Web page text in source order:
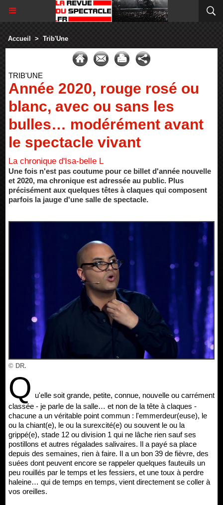
Accueil > Trib'Une
TRIB'UNE
Année 2020, rouge rosé ou
blanc, avec ou sans les
bulles… modérément avant
le spectacle vivant
La chronique d'Isa-belle L
Une fois n'est pas coutume pour ce billet d'année nouvelle
et 2020, ma chronique est adressée au public. Plus
précisément aux quelques têtes à claques qui composent
parfois la jauge d'une salle de spectacle.
© DR.
Q u'elle soit grande, petite, connue, nouvelle ou carrément
classée - je parle de la salle… et non de la tête à claques -
chacune a un véritable point commun : l'emmerdeur(euse), le
ou la chiant(e), le ou la surexcité(e) ou souvent le ou la
grippé(e), stade 12 ou division 1 qui ne lâche rien sauf ses
postillons et autres régalades salivaires. Il a payé sa place
depuis des semaines, rien à faire. Il a un bon 39 de fièvre, des
suées dont peuvent encore se rappeler quelques fauteuils un
peu rouillés par le temps et les fessiers, et une toux à perdre
haleine… qui de temps en temps, vient directement se coller à
vos oreilles.